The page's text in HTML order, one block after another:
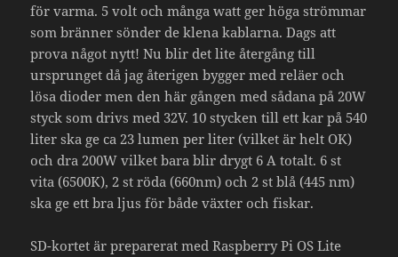
för varma. 5 volt och många watt ger höga strömmar
som bränner sönder de klena kablarna. Dags att
prova något nytt! Nu blir det lite återgång till
ursprunget då jag återigen bygger med reläer och
lösa dioder men den här gången med sådana på 20W
styck som drivs med 32V. 10 stycken till ett kar på 540
liter ska ge ca 23 lumen per liter (vilket är helt OK)
och dra 200W vilket bara blir drygt 6 A totalt. 6 st
vita (6500K), 2 st röda (660nm) och 2 st blå (445 nm)
ska ge ett bra ljus för både växter och fiskar.
SD-kortet är preparerat med Raspberry Pi OS Lite